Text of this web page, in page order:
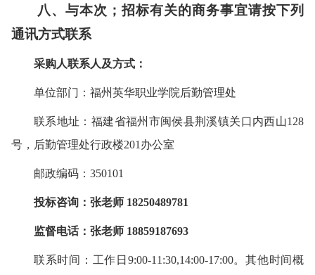
八、与本次 ；招标有关的商务事宜请按下列
通讯方式联系
采购人联系人及方式：
单位部门： 福州英华职业学院后勤管理处
联系地址： 福建省福州市闽侯县荆溪镇关口内西山128
号 ， 后勤管理处行政楼201 办公室
邮政编码：350101
投标咨询 ： 张老师 18250489781
监督电话： 张老师 18859187693
联系时间：工作日 9:00-11:30,14:00-17:00。其他时间概